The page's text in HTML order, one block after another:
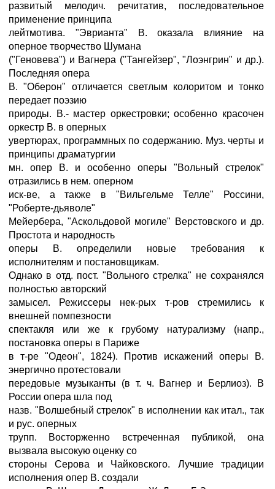
развитый мелодич. речитатив, последовательное
применение принципа
лейтмотива. "Эврианта" В. оказала влияние на
оперное творчество Шумана
("Геновева") и Вагнера ("Тангейзер", "Лоэнгрин" и др.).
Последняя опера
В. "Оберон" отличается светлым колоритом и тонко
передает поэзию
природы. В.- мастер оркестровки; особенно красочен
оркестр В. в оперных
увертюрах, программных по содержанию. Муз. черты и
принципы драматургии
мн. опер В. и особенно оперы "Вольный стрелок"
отразились в нем. оперном
иск-ве, а также в "Вильгельме Телле" Россини,
"Роберте-дьяволе"
Мейербера, "Аскольдовой могиле" Верстовского и др.
Простота и народность
оперы В. определили новые требования к
исполнителям и постановщикам.
Однако в отд. пост. "Вольного стрелка" не сохранялся
полностью авторский
замысел. Режиссеры нек-рых т-ров стремились к
внешней помпезности
спектакля или же к грубому натурализму (напр.,
постановка оперы в Париже
в т-ре "Одеон", 1824). Против искажений оперы В.
энергично протестовали
передовые музыканты (в т. ч. Вагнер и Берлиоз). В
России опера шла под
назв. "Волшебный стрелок" в исполнении как итал., так
и рус. оперных
трупп. Восторженно встреченная публикой, она
вызвала высокую оценку со
стороны Серова и Чайковского. Лучшие традиции
исполнения опер В. создали